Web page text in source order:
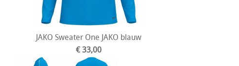
JAKO Sweater One JAKO blauw
€ 33,00